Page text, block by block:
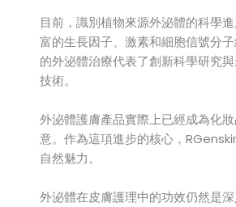
目前，識別植物來源外泌體的科學
富的生長因子、激素和細胞信號分
的外泌體治療代表了創新科學研究
技術。
外泌體護膚產品實際上已經成為化
意。作為這項進步的核心，
自然魅力。
外泌體在皮膚護理中的功效仍然是